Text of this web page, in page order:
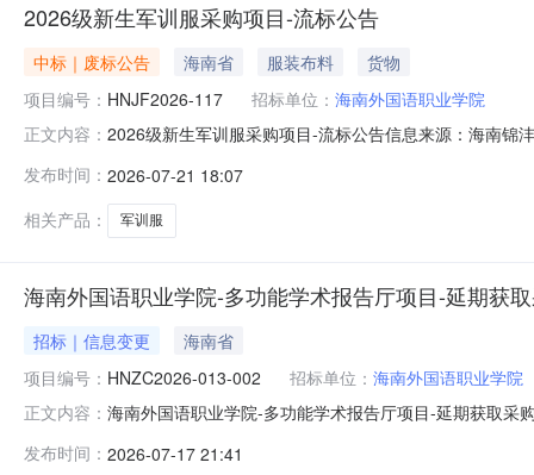
2026级新生军训服采购项目-流标公告
中标｜废标公告 海南省 服装布料
货物
项目编号： HNJF2026-117 招标单位： 海南外国语职业学院
正文内容： 2026级新生军训服采购项目-流标公告信息来源：海南锦
请留意相关网站公告。四、凡对本次公告内容提出询问
发布时间： 2026-07-21 18:07
相关产品：
军训服
海南外国语职业学院-多功能学术报告厅项目-延期获
招标｜信息变更
海南省
项目编号： HNZC2026-013-002 招标单位： 海南外国语职业学院
正文内容： 海南外国语职业学院-多功能学术报告厅项目-延期获取
公告更正内容：本项目于2026年07月09日发布竞争性磋
发布时间： 2026-07-17 21:41